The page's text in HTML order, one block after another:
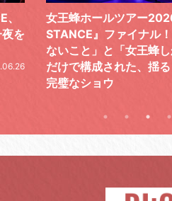
ら
の
「SHISHAMOでした!!!
ての芯を貫き通し、笑
たファイナルライブ、
AY”をレポート